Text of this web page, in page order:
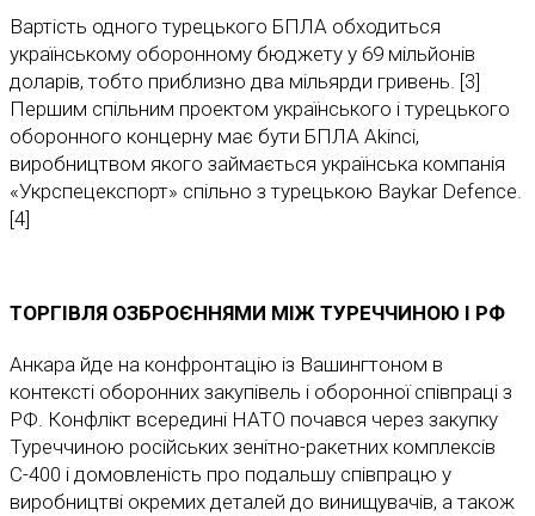
Вартість одного турецького БПЛА обходиться
українському оборонному бюджету у 69 мільйонів
доларів, тобто приблизно два мільярди гривень. [3]
Першим спільним проектом українського і турецького
оборонного концерну має бути БПЛА Akinci,
виробництвом якого займається українська компанія
«Укрспецекспорт» спільно з турецькою Baykar Defence.
[4]
ТОРГІВЛЯ ОЗБРОЄННЯМИ МІЖ ТУРЕЧЧИНОЮ І РФ
Анкара йде на конфронтацію із Вашингтоном в
контексті оборонних закупівель і оборонної співпраці з
РФ. Конфлікт всередині НАТО почався через закупку
Туреччиною російських зенітно-ракетних комплексів
С-400 і домовленість про подальшу співпрацю у
виробництві окремих деталей до винищувачів, а також